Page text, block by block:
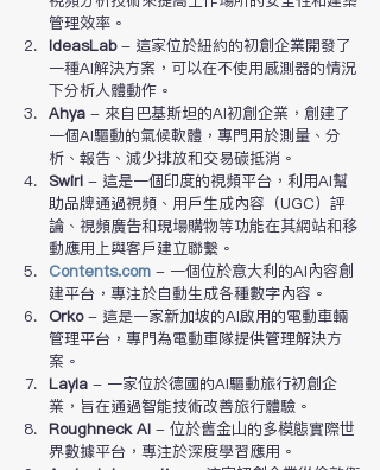
管理效率。
IdeasLab - 這家位於紐約的初創企業開發了
一種AI解決方案，可以在不使用感測器的情況
下分析人體動作。
Ahya - 來自巴基斯坦的AI初創企業，創建了
一個AI驅動的氣候軟體，專門用於測量、分
析、報告、減少排放和交易碳抵消。
Swirl - 這是一個印度的視頻平台，利用AI幫
助品牌通過視頻、用戶生成內容（UGC）評
論、視頻廣告和現場購物等功能在其網站和移
動應用上與客戶建立聯繫。
Contents.com - 一個位於意大利的AI內容創
建平台，專注於自動生成各種數字內容。
Orko - 這是一家新加坡的AI啟用的電動車輛
管理平台，專門為電動車隊提供管理解決方
案。
Layla - 一家位於德國的AI驅動旅行初創企
業，旨在通過智能技術改善旅行體驗。
Roughneck AI - 位於舊金山的多模態實際世
界數據平台，專注於深度學習應用。